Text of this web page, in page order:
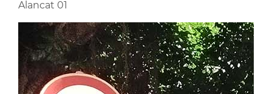
Alancat 01